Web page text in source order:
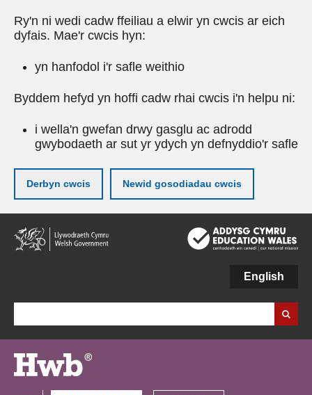
Ry'n ni wedi cadw ffeiliau a elwir yn cwcis ar eich
dyfais. Mae'r cwcis hyn:
yn hanfodol i'r safle weithio
Byddem hefyd yn hoffi cadw rhai cwcis i'n helpu ni:
i wella'n gwefan drwy gasglu ac adrodd
gwybodaeth ar sut yr ydych yn defnyddio'r safle
Derbyn cwcis Newid gosodiadau cwcis
Neidio
i'r
prif
English